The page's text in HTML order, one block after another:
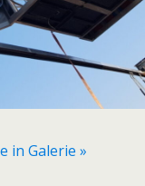
in Galerie »